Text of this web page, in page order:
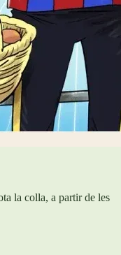
la colla, a partir de les